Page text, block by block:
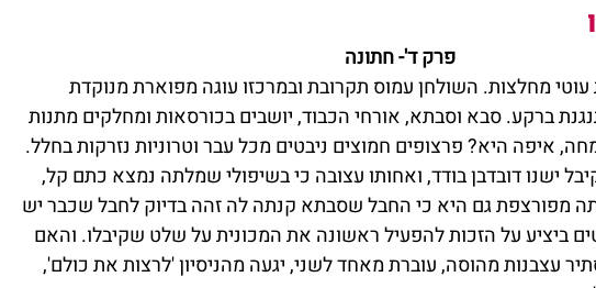
פרק ד'- חתונה
עוטי מחלצות. השולחן עמוס תקרובת ובמרכזו עוגה מפוארת מנוקדת
ברקע. סבא וסבתא, אורחי הכבוד, יושבים בכורסאות ומחלקים מתנות
איפה היא? פרצופים חמוצים ניבטים מכל עבר וטרוניות נזרקות בחלל.
ישנו דובדבן בודד, ואחותו עצובה כי בשיפולי שמלתה נמצא כתם קל,
מפורצפת גם היא כי החבל שסבתא קנתה לה זהה בדיוק לחבל שכבר יש
ביציע על הזכות להפעיל ראשונה את המכונית על שלט שקיבלו. והאם
עצבנות מהוסה, עוברת מאחד לשני, יגעה מהניסיון 'לרצות את כולם',